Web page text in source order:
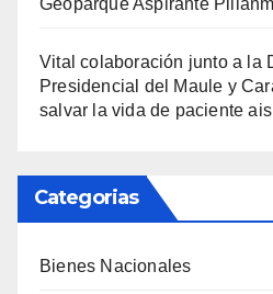
Vital colaboración junto a la
Presidencial del Maule y
salvar la vida de paciente
Categorias
Bienes Nacionales